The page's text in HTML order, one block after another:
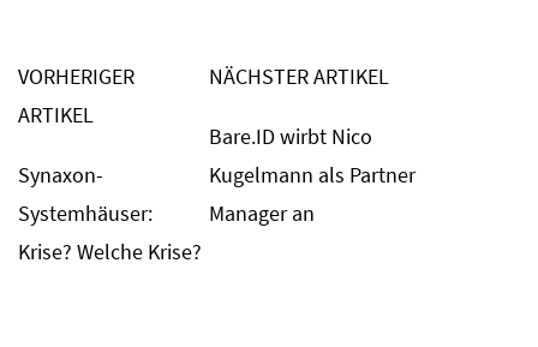
VORHERIGER
ARTIKEL
Synaxon-
Systemhäuser:
Krise? Welche Krise?
NÄCHSTER ARTIKEL
Bare.ID wirbt Nico
Kugelmann als Partner
Manager an